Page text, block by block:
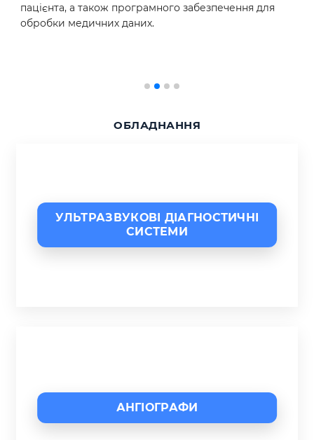
пацієнта, а також програмного забезпечення для
обробки медичних даних.
ОБЛАДНАННЯ
УЛЬТРАЗВУКОВІ ДІАГНОСТИЧНІ
СИСТЕМИ
АНГІОГРАФИ